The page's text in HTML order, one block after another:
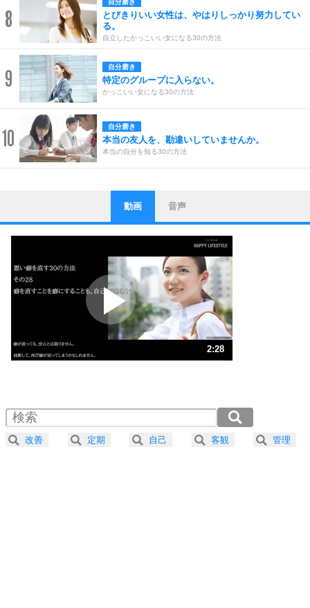
8
自分磨き
とびきりいい女性は、やはりしっかり努力してい
る。
自立したかっこいい女になる30の方法
9 自分磨き
特定のグループに入らない。
かっこいい女になる30の方法
10 自分磨き
本当の友人を、勘違いしていませんか。
本当の自分を知る30の方法
1
ストレス対策
他人と比べない。
いっそのこと、他人を見ない。
いらいらしない人になる30の方法
プラス思考
ポジティブになれない原因は、行動しないから。
ポジティブ思考になる30の方法
ストレス対策
人生、なんとかなるもの。
気楽に生きる30の方法
4 器の大きい人は、怒りを優しさで表現する。
プラス思考
動画 音声
2:28
2.0倍速 （290KB 1分14秒）
2.5倍速 （232KB 59秒）
3.0倍速 （194KB 49秒）
改善 定期 自己 客観 管理